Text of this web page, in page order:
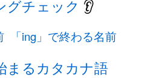
グチェック 👂
「ing」で終わる名前
まるカタカナ語